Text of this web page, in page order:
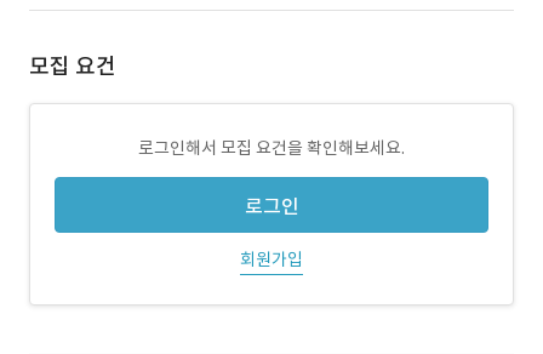
모집 요건
로그인해서 모집 요건을 확인해보세요.
로그인
회원가입